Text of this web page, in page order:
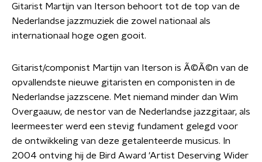
Gitarist Martijn van Iterson behoort tot de top van de
Nederlandse jazzmuziek die zowel nationaal als
internationaal hoge ogen gooit.
Gitarist/componist Martijn van Iterson is Ã©Ã©n van de
opvallendste nieuwe gitaristen en componisten in de
Nederlandse jazzscene. Met niemand minder dan Wim
Overgaauw, de nestor van de Nederlandse jazzgitaar, als
leermeester werd een stevig fundament gelegd voor
de ontwikkeling van deze getalenteerde musicus. In
2004 ontving hij de Bird Award 'Artist Deserving Wider